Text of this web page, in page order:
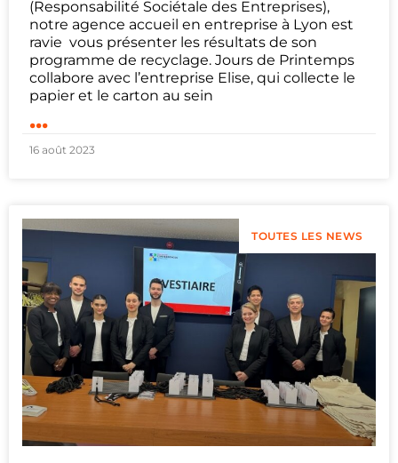
(Responsabilité Sociétale des Entreprises),
notre agence accueil en entreprise à Lyon est
ravie vous présenter les résultats de son
programme de recyclage. Jours de Printemps
collabore avec l’entreprise Elise, qui collecte le
papier et le carton au sein
...
16 août 2023
TOUTES LES NEWS